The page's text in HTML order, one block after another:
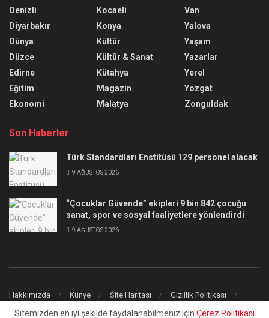
Denizli
Diyarbakır
Dünya
Düzce
Edirne
Eğitim
Ekonomi
Kocaeli
Konya
Kültür
Kültür & Sanat
Kütahya
Magazin
Malatya
Van
Yalova
Yaşam
Yazarlar
Yerel
Yozgat
Zonguldak
Son Haberler
Türk Standardları Enstitüsü 129 personel alacak
9 AĞUSTOS 2026
“Çocuklar Güvende” ekipleri 9 bin 842 çocuğu
sanat, spor ve sosyal faaliyetlere yönlendirdi
9 AĞUSTOS 2026
Hakkımızda Künye Site Haritası
Gizlilik Politikası
Sitemizden en iyi şekilde faydalanabilmeniz için Çerez Politikası